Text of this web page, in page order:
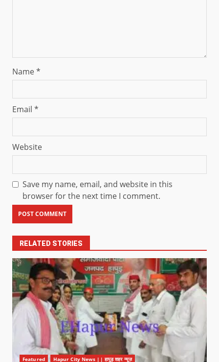
Name*
Email *
Website
Save my name, email, and website in this
browser for the next time I comment.
RELATED STORIES
Featured Hapur City News || हापुड़ शहर न्यूज़